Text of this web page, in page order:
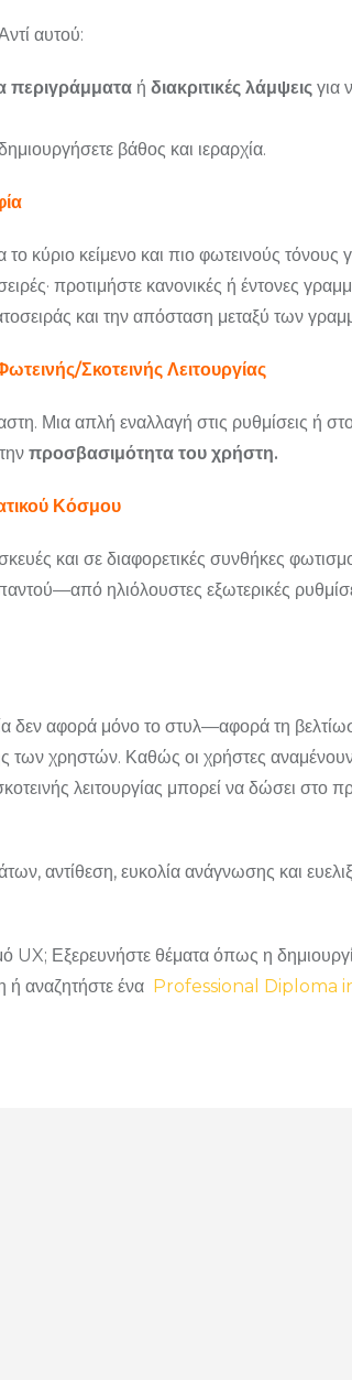
αυτού:
περιγράμματα ή διακριτικές λάμψεις για
βάθος και ιεραρχία.
κύριο κείμενο και πιο φωτεινούς τόνους
προτιμήστε κανονικές ή έντονες
και την απόσταση μεταξύ των
Σκοτεινής Λειτουργίας
Μια απλή εναλλαγή στις ρυθμίσεις ή
προσβασιμότητα του χρήστη.
Κόσμου
και σε διαφορετικές συνθήκες
ηλιόλουστες εξωτερικές
δεν αφορά μόνο το στυλ—αφορά τη
των χρηστών. Καθώς οι χρήστες
λειτουργίας μπορεί να δώσει στο
αντίθεση, ευκολία ανάγνωσης και
UX; Εξερευνήστε θέματα όπως η
ή αναζητήστε ένα Professional Diploma